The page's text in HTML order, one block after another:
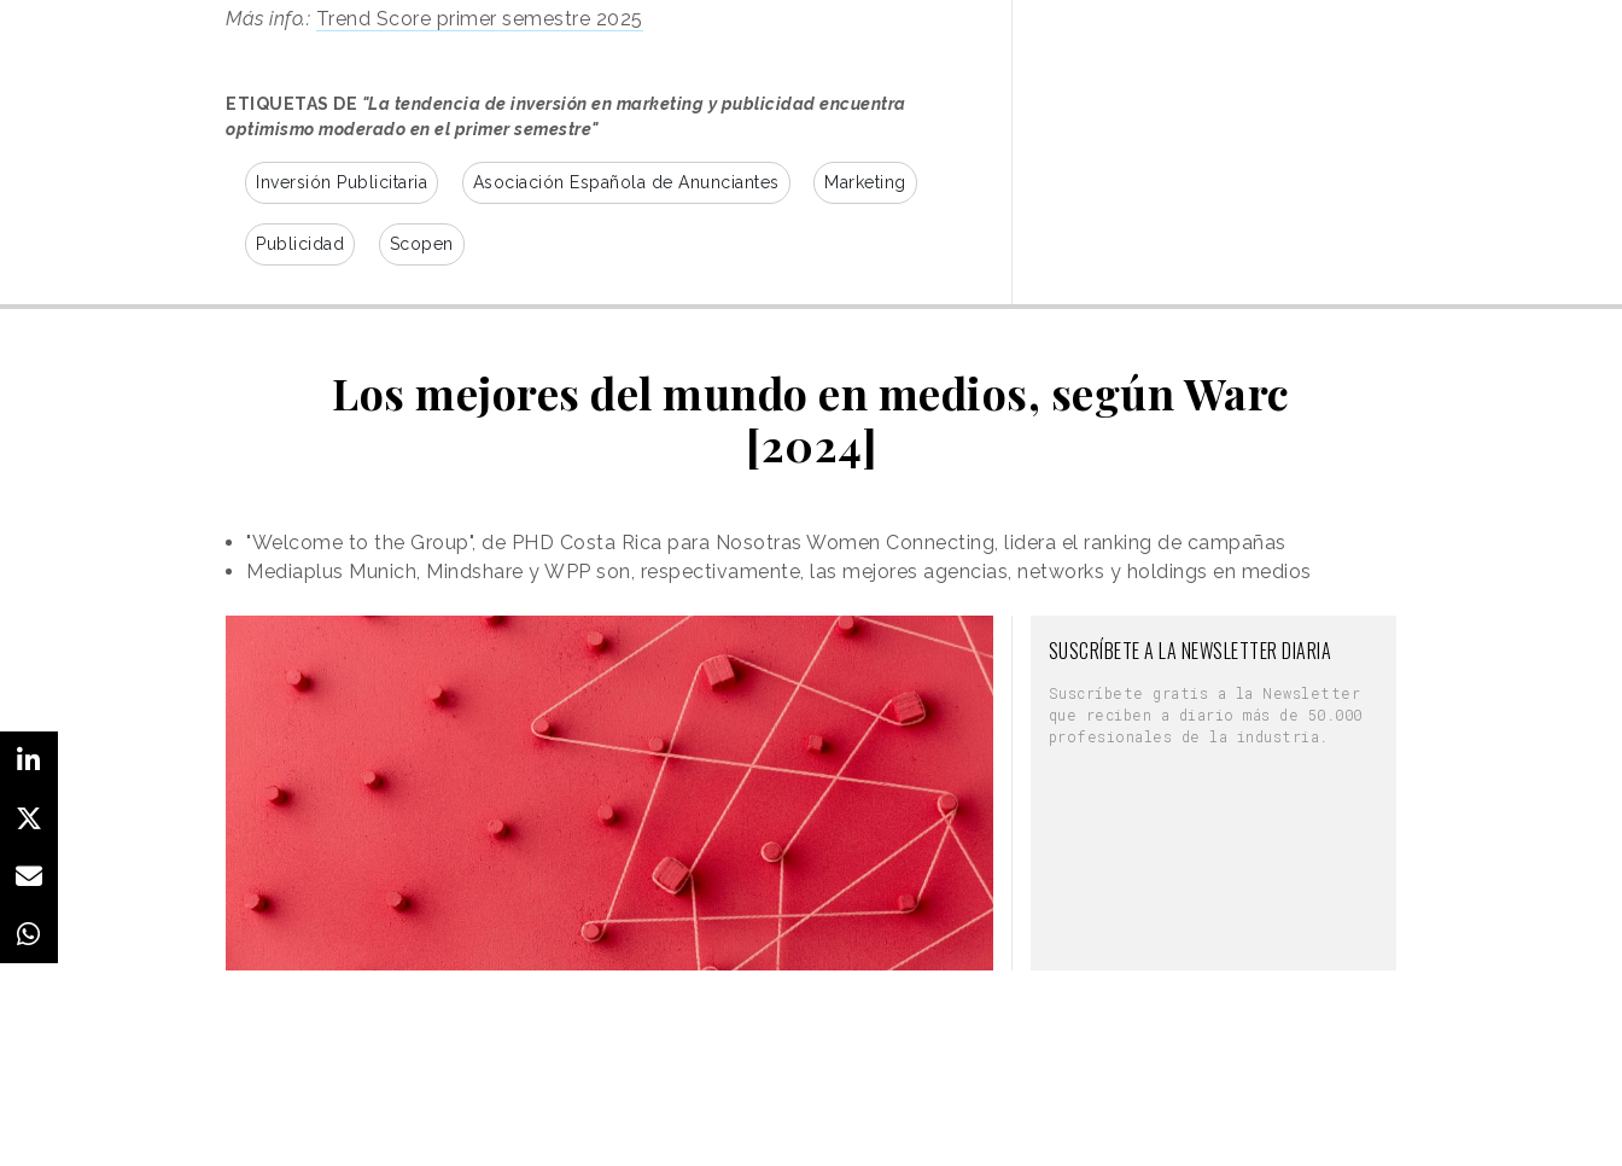
Más info.: Trend Score primer semestre 2025
ETIQUETAS DE "La tendencia de inversión en marketing y publicidad encuentra
optimismo moderado en el primer semestre"
Inversión Publicitaria Asociación Española de Anunciantes Marketing
Publicidad Scopen
Los mejores del mundo en medios, según Warc
[2024]
"Welcome to the Group", de PHD Costa Rica para Nosotras Women Connecting, lidera el ranking de campañas
Mediaplus Munich, Mindshare y WPP son, respectivamente, las mejores agencias, networks y holdings en medios
SUSCRÍBETE A LA NEWSLETTER DIARIA
Suscríbete gratis a la Newsletter
que reciben a diario más de 50.000
profesionales de la industria.